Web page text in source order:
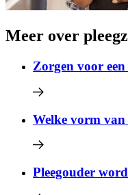
Meer over
Zorgen voor
Welke vorm
Pleegouder